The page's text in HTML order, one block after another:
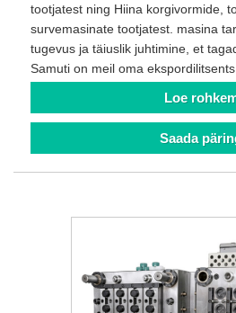
tootjatest ning Hiina korgivormide,
survemasinate tootjatest. masina
tugevus ja täiuslik juhtimine, et
Samuti on meil oma ekspordilitsents.
Loe
Saada